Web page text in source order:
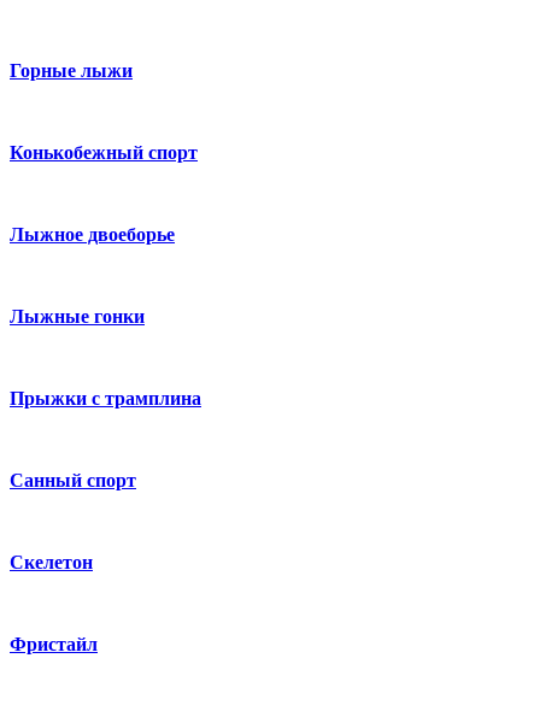
Горные лыжи
Конькобежный спорт
Лыжное двоеборье
Лыжные гонки
Прыжки с трамплина
Санный спорт
Скелетон
Фристайл